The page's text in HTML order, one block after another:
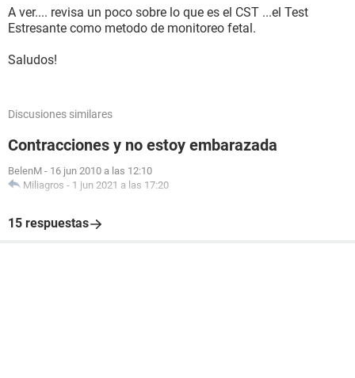
A ver.... revisa un poco sobre lo que es el CST ...el Test
Estresante como metodo de monitoreo fetal.
Saludos!
Discusiones similares
Contracciones y no estoy embarazada
BelenM - 16 jun 2010 a las 12:10
Miliagros - 1 jun 2021 a las 17:20
15 respuestas